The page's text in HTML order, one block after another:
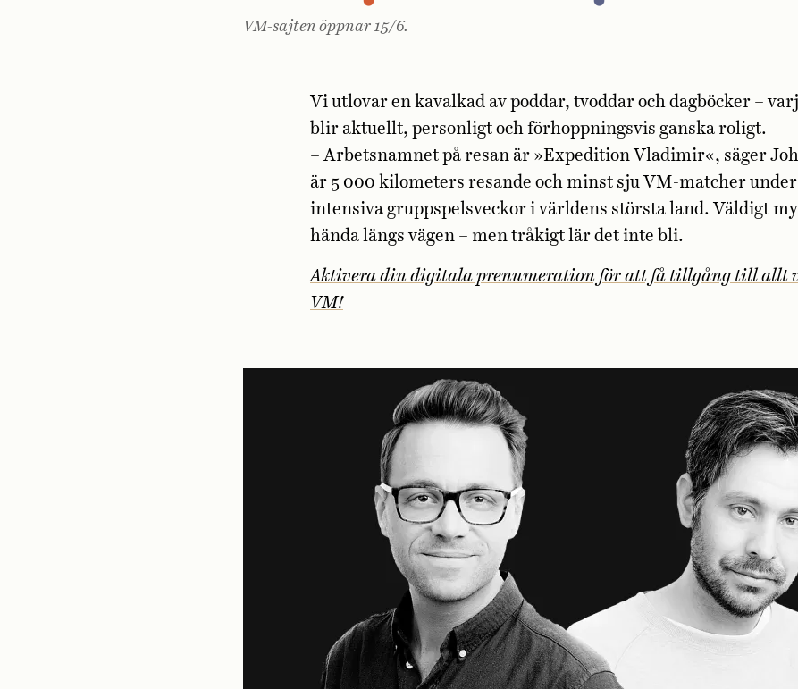
VM-sajten öppnar 15/6.
Vi utlovar en kavalkad av poddar, tvoddar och dagböcker –
blir aktuellt, personligt och förhoppningsvis ganska roligt.
– Arbetsnamnet på resan är »Expedition Vladimir«, säger
är 5 000 kilometers resande och minst sju VM-matcher
intensiva gruppspelsveckor i världens största land. Väldigt
hända längs vägen – men tråkigt lär det inte bli.
Aktivera din digitala prenumeration för att få tillgång till allt
VM!